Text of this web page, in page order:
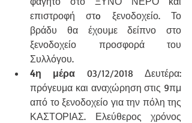
επιστροφή στo ξενοδοχείο. Το
βράδυ θα έχουμε δείπνο στο
ξενοδοχείο προσφορά του
Συλλόγου.
4η μέρα 03/12/2018 Δευτέρα:
πρόγευμα και αναχώρηση στις 9πμ
από το ξενοδοχείο για την πόλη της
ΚΑΣΤΟΡΙΑΣ. Ελεύθερος χρόνος